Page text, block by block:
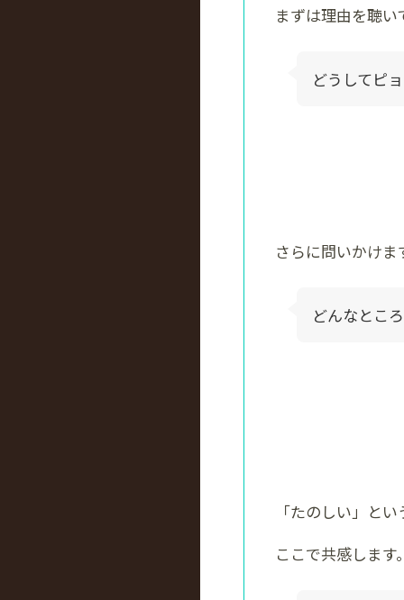
まずは理由を聴い
どうしてピ
さらに問いかけま
どんなとこ
「たのしい」と
ここで共感します